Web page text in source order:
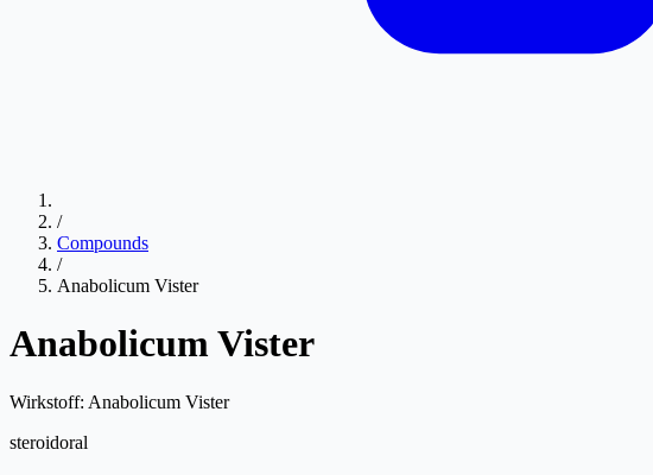
/
Compounds
/
Anabolicum Vister
Anabolicum Vister
Wirkstoff: Anabolicum Vister
steroidoral